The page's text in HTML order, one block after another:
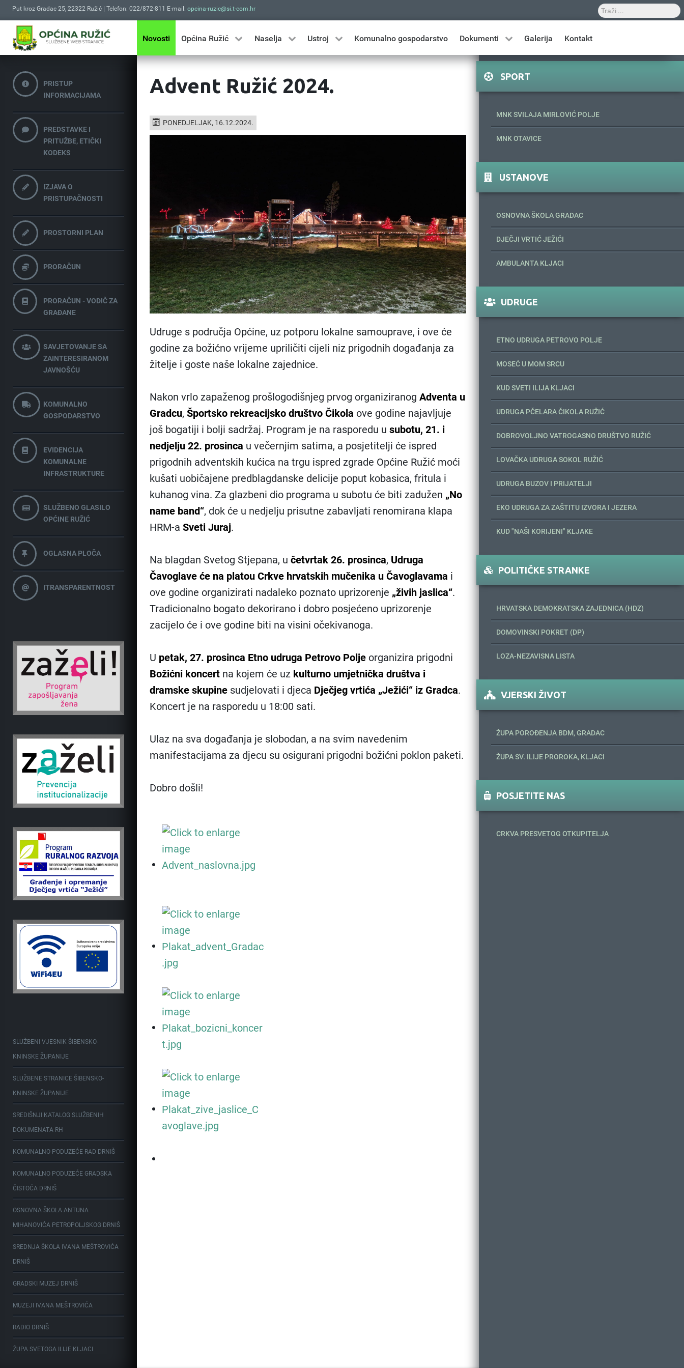
Put kroz Gradac 25, 22322 Ružić | Telefon: 022/872-811 E-mail: opcina-ruzic@si.t-com.hr
Novosti Općina Ružić Naselja Ustroj Komunalno gospodarstvo Dokumenti Galerija Kontakt
PRISTUP
INFORMACIJAMA
PREDSTAVKE I
PRITUŽBE, ETIČKI
KODEKS
IZJAVA O
PRISTUPAČNOSTI
PROSTORNI PLAN
PRORAČUN
PRORAČUN - VODIČ ZA
GRAĐANE
SAVJETOVANJE SA
ZAINTERESIRANOM
JAVNOŠĆU
KOMUNALNO
GOSPODARSTVO
EVIDENCIJA
KOMUNALNE
INFRASTRUKTURE
SLUŽBENO GLASILO
OPĆINE RUŽIĆ
OGLASNA PLOČA
ITRANSPARENTNOST
SLUŽBENI VJESNIK ŠIBENSKO-
KNINSKE ŽUPANIJE
SLUŽBENE STRANICE ŠIBENSKO-
KNINSKE ŽUPANIJE
SREDIŠNJI KATALOG SLUŽBENIH
DOKUMENATA RH
KOMUNALNO PODUZEĆE RAD DRNIŠ
KOMUNALNO PODUZEĆE GRADSKA
ČISTOĆA DRNIŠ
OSNOVNA ŠKOLA ANTUNA
MIHANOVIĆA PETROPOLJSKOG DRNIŠ
SREDNJA ŠKOLA IVANA MEŠTROVIĆA
DRNIŠ
GRADSKI MUZEJ DRNIŠ
MUZEJI IVANA MEŠTROVIĆA
RADIO DRNIŠ
ŽUPA SVETOGA ILIJE KLJACI
Advent Ružić 2024.
PONEDJELJAK, 16.12.2024.
Udruge s područja Općine, uz potporu lokalne samouprave, i ove će
godine za božićno vrijeme upriličiti cijeli niz prigodnih događanja za
žitelje i goste naše lokalne zajednice.
Nakon vrlo zapaženog prošlogodišnjeg prvog organiziranog Adventa u
Gradcu, Športsko rekreacijsko društvo Čikola ove godine najavljuje
još bogatiji i bolji sadržaj. Program je na rasporedu u subotu, 21. i
nedjelju 22. prosinca u večernjim satima, a posjetitelji će ispred
prigodnih adventskih kućica na trgu ispred zgrade Općine Ružić moći
kušati uobičajene predblagdanske delicije poput kobasica, fritula i
kuhanog vina. Za glazbeni dio programa u subotu će biti zadužen „No
name band“, dok će u nedjelju prisutne zabavljati renomirana klapa
HRM-a Sveti Juraj.
Na blagdan Svetog Stjepana, u četvrtak 26. prosinca, Udruga
Čavoglave će na platou Crkve hrvatskih mučenika u Čavoglavama i
ove godine organizirati nadaleko poznato uprizorenje „živih jaslica“.
Tradicionalno bogato dekorirano i dobro posjećeno uprizorenje
zacijelo će i ove godine biti na visini očekivanoga.
U petak, 27. prosinca Etno udruga Petrovo Poljeorganizira prigodni
Božićni koncertna kojem će uz kulturno umjetnička društva i
dramske skupinesudjelovati i djeca Dječjeg vrtića „Ježići“ iz Gradca.
Koncert je na rasporedu u 18:00 sati.
Ulaz na sva događanja je slobodan, a na svim navedenim
manifestacijama za djecu su osigurani prigodni božićni poklon paketi.
Dobro došli!
SPORT
MNK SVILAJA MIRLOVIĆ POLJE
MNK OTAVICE
USTANOVE
OSNOVNA ŠKOLA GRADAC
DJEČJI VRTIĆ JEŽIĆI
AMBULANTA KLJACI
UDRUGE
ETNO UDRUGA PETROVO POLJE
MOSEĆ U MOM SRCU
KUD SVETI ILIJA KLJACI
UDRUGA PČELARA ČIKOLA RUŽIĆ
DOBROVOLJNO VATROGASNO DRUŠTVO RUŽIĆ
LOVAČKA UDRUGA SOKOL RUŽIĆ
UDRUGA BUZOV I PRIJATELJI
EKO UDRUGA ZA ZAŠTITU IZVORA I JEZERA
KUD "NAŠI KORIJENI" KLJAKE
POLITIČKE STRANKE
HRVATSKA DEMOKRATSKA ZAJEDNICA (HDZ)
DOMOVINSKI POKRET (DP)
LOZA-NEZAVISNA LISTA
VJERSKI ŽIVOT
ŽUPA POROĐENJA BDM, GRADAC
ŽUPA SV. ILIJE PROROKA, KLJACI
POSJETITE NAS
CRKVA PRESVETOG OTKUPITELJA